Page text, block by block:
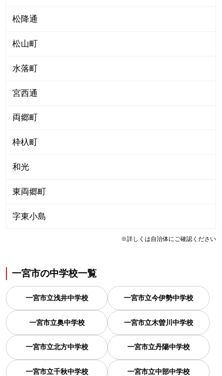
松降通
松山町
水落町
宮西通
両郷町
枠杁町
和光
東両郷町
字東小島
※詳しくは自治体にご確認ください
一宮市の中学校一覧
一宮市立浅井中学校 一宮市立今伊勢中学校
一宮市立奥中学校 一宮市立木曽川中学校
一宮市立北方中学校 一宮市立丹陽中学校
一宮市立千秋中学校 一宮市立中部中学校